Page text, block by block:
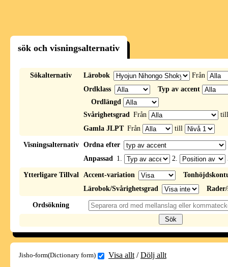
sök och visningsalternativ
Sökalternativ Lärobok
Från
Ordklass
Typ av accent
Ordlängd
Svårighetsgrad Från
Gamla JLPT Från till
Visningsalternativ
Ordna efter
Anpassad 1. 2.
Ytterligare Tillval Accent-variation
Lärobok/Svårighetsgrad
Ordsökning
Jisho-form(Dictionary form) Visa allt /Dölj allt